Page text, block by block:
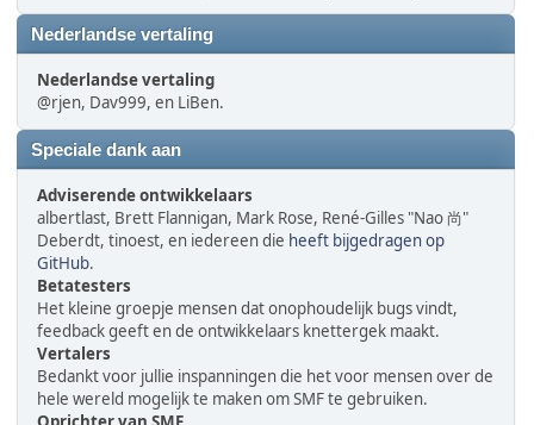
Nederlandse vertaling
Nederlandse vertaling
@rjen, Dav999, en LiBen.
Speciale dank aan
Adviserende ontwikkelaars
albertlast, Brett Flannigan, Mark Rose, René-Gilles "Nao 尚"
Deberdt, tinoest, en iedereen die heeft bijgedragen op
GitHub.
Betatesters
Het kleine groepje mensen dat onophoudelijk bugs vindt,
feedback geeft en de ontwikkelaars knettergek maakt.
Vertalers
Bedankt voor jullie inspanningen die het voor mensen over de
hele wereld mogelijk te maken om SMF te gebruiken.